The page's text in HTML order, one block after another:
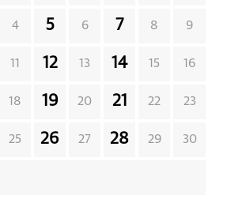
4 5 6 7 8 9
11 12 13 14 15 16
18 19 20 21 22 23
25 26 27 28 29 30